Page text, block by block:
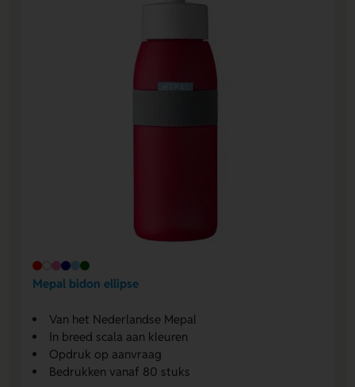
Mepal bidon ellipse
Van het Nederlandse Mepal
In breed scala aan kleuren
Opdruk op aanvraag
Bedrukken vanaf 80 stuks